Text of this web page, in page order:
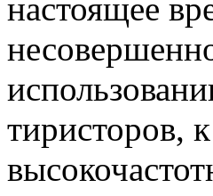
настоящее
тиристоров,